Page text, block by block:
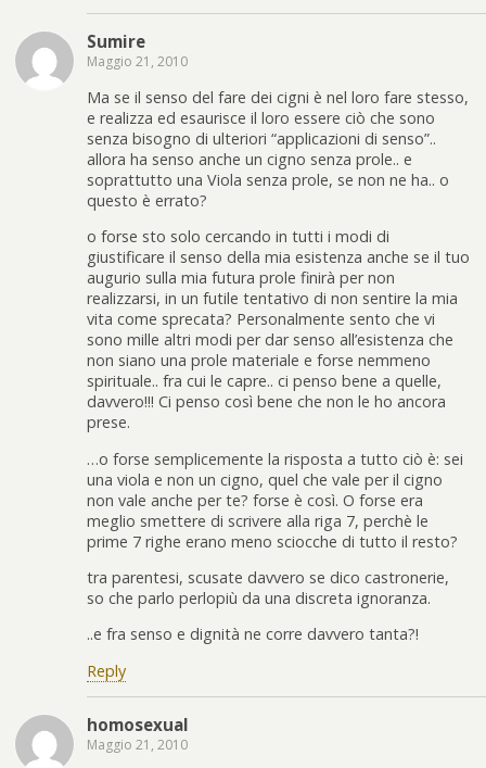
Sumire
Maggio 21, 2010
Ma se il senso del fare dei cigni è nel loro fare stesso,
e realizza ed esaurisce il loro essere ciò che sono
senza bisogno di ulteriori “applicazioni di senso”..
allora ha senso anche un cigno senza prole.. e
soprattutto una Viola senza prole, se non ne ha.. o
questo è errato?
o forse sto solo cercando in tutti i modi di
giustificare il senso della mia esistenza anche se il tuo
augurio sulla mia futura prole finirà per non
realizzarsi, in un futile tentativo di non sentire la mia
vita come sprecata? Personalmente sento che vi
sono mille altri modi per dar senso all’esistenza che
non siano una prole materiale e forse nemmeno
spirituale.. fra cui le capre.. ci penso bene a quelle,
davvero!!! Ci penso così bene che non le ho ancora
prese.
…o forse semplicemente la risposta a tutto ciò è: sei
una viola e non un cigno, quel che vale per il cigno
non vale anche per te? forse è così. O forse era
meglio smettere di scrivere alla riga 7, perchè le
prime 7 righe erano meno sciocche di tutto il resto?
tra parentesi, scusate davvero se dico castronerie,
so che parlo perlopiù da una discreta ignoranza.
..e fra senso e dignità ne corre davvero tanta?!
Reply
homosexual
Maggio 21, 2010